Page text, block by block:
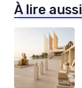
À lire aussi